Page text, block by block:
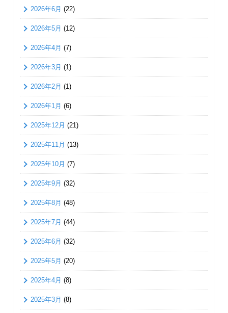
2026年6月 (22)
2026年5月 (12)
2026年4月 (7)
2026年3月 (1)
2026年2月 (1)
2026年1月 (6)
2025年12月 (21)
2025年11月 (13)
2025年10月 (7)
2025年9月 (32)
2025年8月 (48)
2025年7月 (44)
2025年6月 (32)
2025年5月 (20)
2025年4月 (8)
2025年3月 (8)